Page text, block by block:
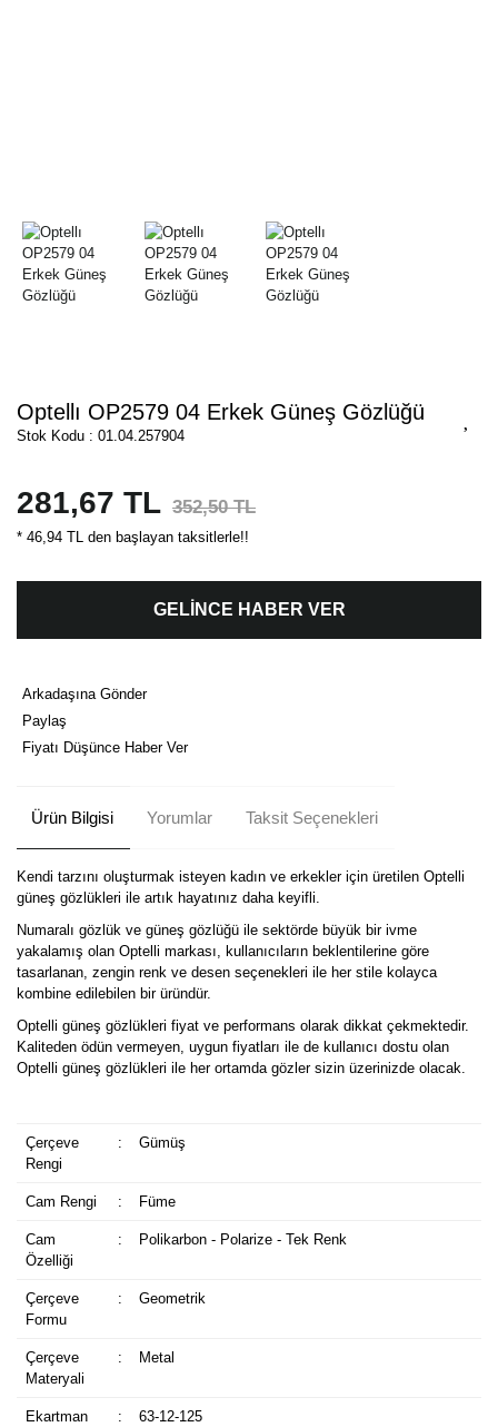
Optellı OP2579 04 Erkek Güneş Gözlüğü
Stok Kodu : 01.04.257904
281,67 TL 352,50 TL
* 46,94 TL den başlayan taksitlerle!!
GELİNCE HABER VER
Arkadaşına Gönder
Paylaş
Fiyatı Düşünce Haber Ver
Ürün Bilgisi Yorumlar Taksit Seçenekleri
Kendi tarzını oluşturmak isteyen kadın ve erkekler için üretilen Optelli
güneş gözlükleri ile artık hayatınız daha keyifli.
Numaralı gözlük ve güneş gözlüğü ile sektörde büyük bir ivme
yakalamış olan Optelli markası, kullanıcıların beklentilerine göre
tasarlanan, zengin renk ve desen seçenekleri ile her stile kolayca
kombine edilebilen bir üründür.
Optelli güneş gözlükleri fiyat ve performans olarak dikkat çekmektedir.
Kaliteden ödün vermeyen, uygun fiyatları ile de kullanıcı dostu olan
Optelli güneş gözlükleri ile her ortamda gözler sizin üzerinizde olacak.
Çerçeve
Rengi
: Gümüş
Cam Rengi : Füme
Cam
Özelliği
: Polikarbon - Polarize - Tek Renk
Çerçeve
Formu
: Geometrik
Çerçeve
Materyali
: Metal
Ekartman : 63-12-125